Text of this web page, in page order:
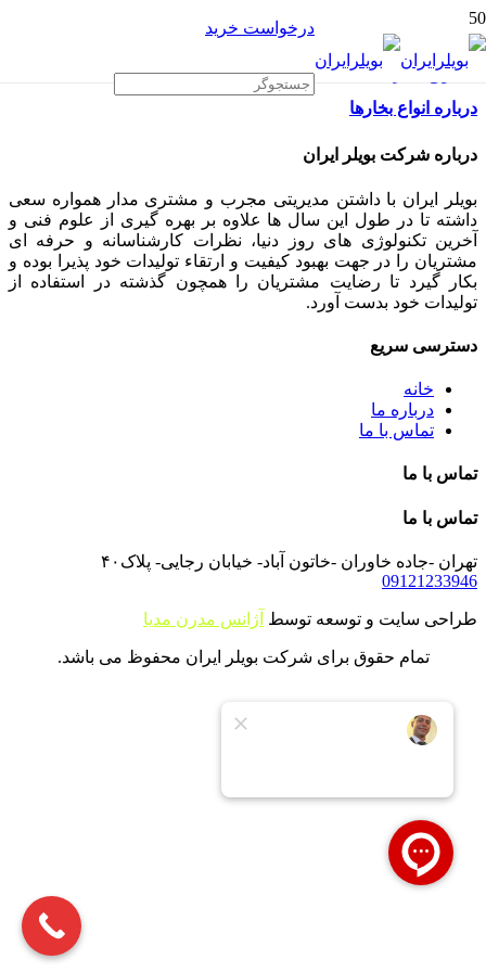
درخواست خرید
درباره انواع بخارها
درباره شرکت بویلر ایران
بویلر ایران با داشتن مدیریتی مجرب و مشتری مدار همواره سعی
داشته تا در طول این سال ها علاوه بر بهره گیری از علوم فنی و
آخرین تکنولوژی های روز دنیا، نظرات کارشناسانه و حرفه ای
مشتریان را در جهت بهبود کیفیت و ارتقاء تولیدات خود پذیرا بوده و
بکار گیرد تا رضایت مشتریان را همچون گذشته در استفاده از
تولیدات خود بدست آورد.
دسترسی سریع
خانه
درباره ما
تماس با ما
تماس با ما
تماس با ما
تهران -جاده خاوران -خاتون آباد- خیابان رجایی- پلاک۴۰
09121233946
طراحی سایت و توسعه توسط آژانس مدرن مدیا
تمام حقوق برای شرکت بویلر ایران محفوظ می باشد.